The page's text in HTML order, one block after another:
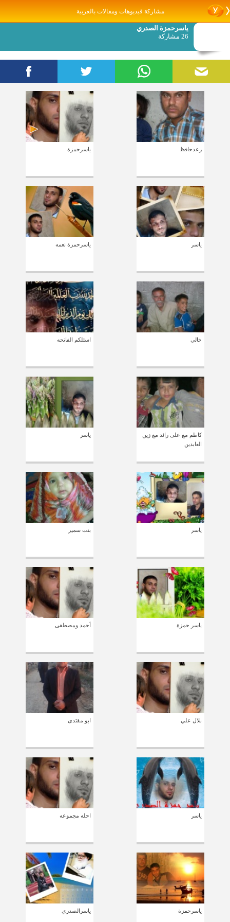
مشاركة فيديوهات ومقالات بالعربية
ياسرحمزة الصدري
26 مشاركة
رعدحافظ ياسرحمزة
ياسر ياسرحمزة نعمه
خالي اسئلكم الفاتحه
كاظم مع على رائد مع زين
العابدين
ياسر
ياسر بنت سمير
ياسر حمزة أحمد ومصطفى
بلال علي ابو مقتدى
ياسر احله مجموعه
ياسرحمزة ياسرالصدري